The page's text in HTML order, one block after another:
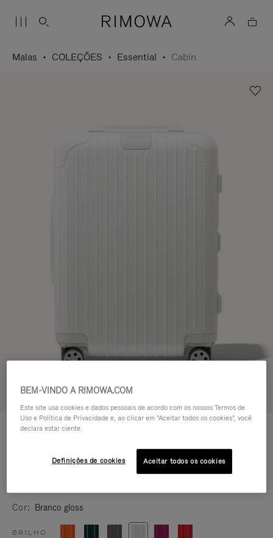
Malas COLEÇÕES Essential Cabin
ESSENTIAL
Guia de tamanho
Cor Branco gloss
BRILHO
BEM-VINDO A RIMOWA.COM
Este site usa cookies e dados pessoais de acordo com os nossos Termos de
Uso e Política de Privacidade e, ao clicar em "Aceitar todos os cookies", você
declara estar ciente.
Definições de cookies Aceitar todos os cookies